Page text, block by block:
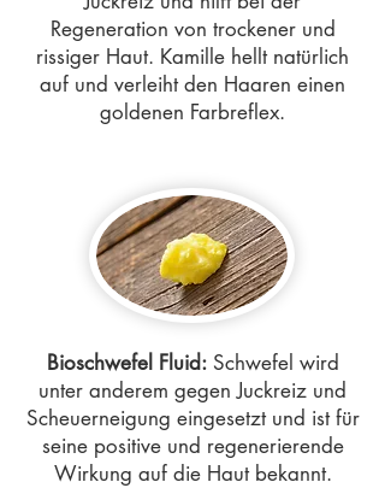
Regeneration von trockener und
rissiger Haut. Kamille hellt natürlich
auf und verleiht den Haaren einen
goldenen Farbreflex.
Bioschwefel Fluid:Schwefel wird
unter anderem gegen Juckreiz und
Scheuerneigung eingesetzt und ist für
seine positive und regenerierende
Wirkung auf die Haut bekannt.